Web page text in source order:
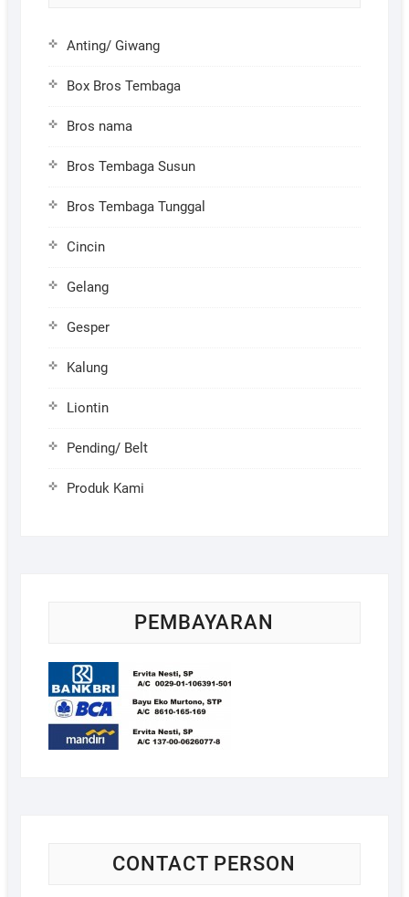
Anting/ Giwang
Box Bros Tembaga
Bros nama
Bros Tembaga Susun
Bros Tembaga Tunggal
Cincin
Gelang
Gesper
Kalung
Liontin
Pending/ Belt
Produk Kami
PEMBAYARAN
CONTACT PERSON